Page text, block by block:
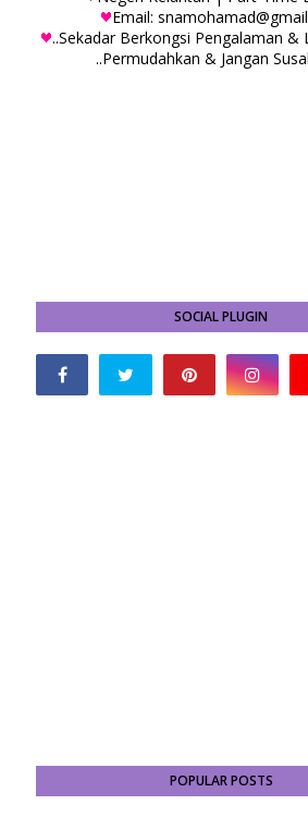
Email:
..Sekadar Berkongsi Pengalaman &
..Permudahkan & Jangan
SOCIAL PLUGIN
POPULAR POSTS